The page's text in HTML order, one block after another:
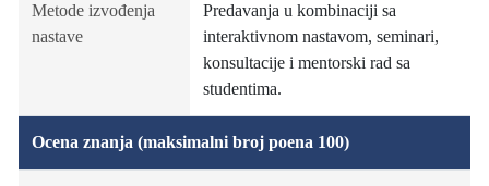
Metode izvođenja
nastave
Predavanja u kombinaciji sa
interaktivnom nastavom, seminari,
konsultacije i mentorski rad sa
studentima.
Ocena znanja (maksimalni broj poena 100)